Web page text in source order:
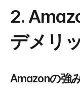
2.
デメリ
Amazonの強